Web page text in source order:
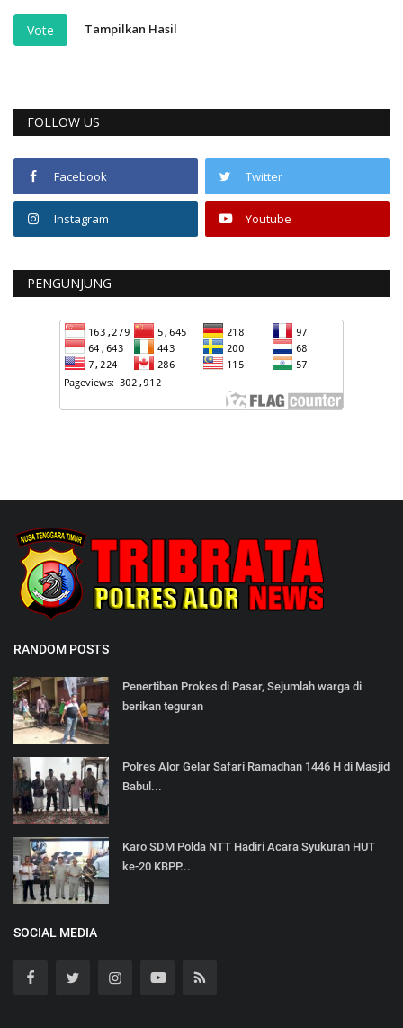
Vote Tampilkan Hasil
FOLLOW US
Facebook Twitter
Instagram Youtube
PENGUNJUNG
RANDOM POSTS
Penertiban Prokes di Pasar, Sejumlah warga di
berikan teguran
Polres Alor Gelar Safari Ramadhan 1446 H di Masjid
Babul...
Karo SDM Polda NTT Hadiri Acara Syukuran HUT
ke-20 KBPP...
SOCIAL MEDIA